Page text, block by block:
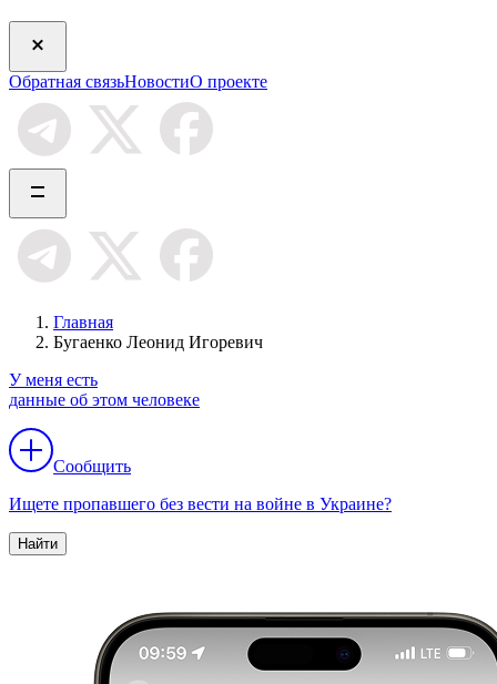
Обратная связьНовостиО проекте
Главная
Бугаенко Леонид Игоревич
У меня есть
данные об этом человеке
Сообщить
Ищете пропавшего без вести на войне в Украине?
Найти